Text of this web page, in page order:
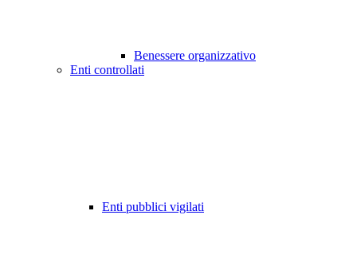
Benessere organizzativo
Enti controllati
Enti pubblici vigilati